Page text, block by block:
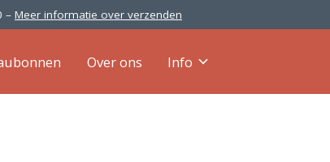
– Meer informatie over verzenden
Over ons Info